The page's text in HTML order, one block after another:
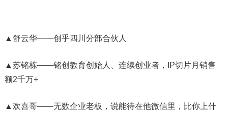
▲舒云华——创乎四川分部合伙人
▲苏铭栋——铭创教育创始人、连续创业者，IP切片月销售
额2千万+
▲欢喜哥——无数企业老板，说能待在他微信里，比你上什